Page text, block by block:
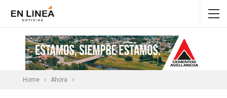
Home Ahora